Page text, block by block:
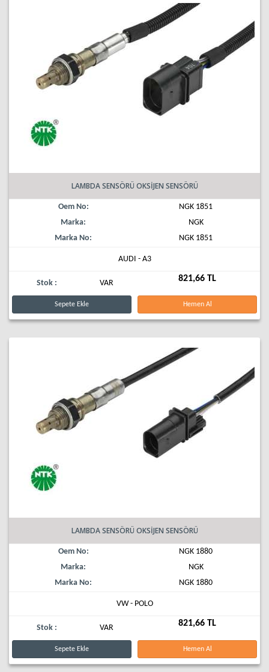
LAMBDA SENSÖRÜ OKSİJEN SENSÖRÜ
Oem No:
NGK 1851
Marka:
NGK
Marka No:
NGK 1851
AUDI - A3
Stok : VAR 821,66 TL
Sepete Ekle Hemen Al
LAMBDA SENSÖRÜ OKSİJEN SENSÖRÜ
Oem No:
NGK 1880
Marka:
NGK
Marka No:
NGK 1880
VW - POLO
Stok : VAR 821,66 TL
Sepete Ekle Hemen Al